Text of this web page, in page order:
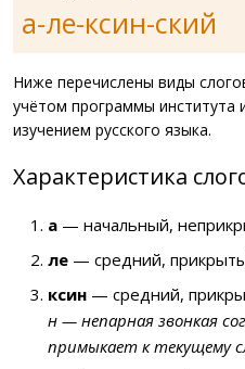
а-ле-ксин-ский
Ниже перечислены виды
учётом программы института
изучением русского языка.
Характеристика
а — начальный,
ле — средний,
ксин — средний,
н — непарная звонкая
примыкает к текущему